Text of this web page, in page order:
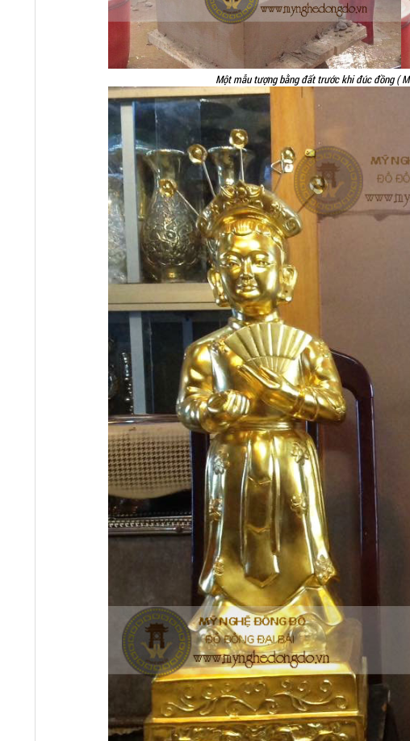
Một mẫu tượng bằng đất trước khi đúc đồng (